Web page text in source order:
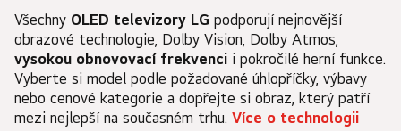
Všechny OLED televizory LG podporují nejnovější
obrazové technologie, Dolby Vision, Dolby Atmos,
vysokou obnovovací frekvenci i pokročilé herní funkce.
Vyberte si model podle požadované úhlopříčky, výbavy
nebo cenové kategorie a dopřejte si obraz, který patří
mezi nejlepší na současném trhu. Více o technologii